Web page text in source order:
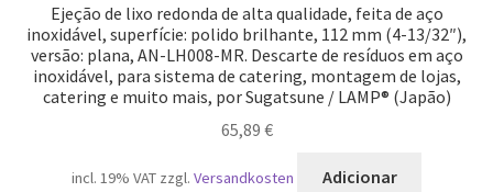
Ejeção de lixo redonda de alta qualidade, feita de aço
inoxidável, superfície: polido brilhante, 112 mm (4-13/32″),
versão: plana, AN-LH008-MR. Descarte de resíduos em aço
inoxidável, para sistema de catering, montagem de lojas,
catering e muito mais, por Sugatsune / LAMP® (Japão)
65,89 €
incl. 19% VAT zzgl. Versandkosten Adicionar